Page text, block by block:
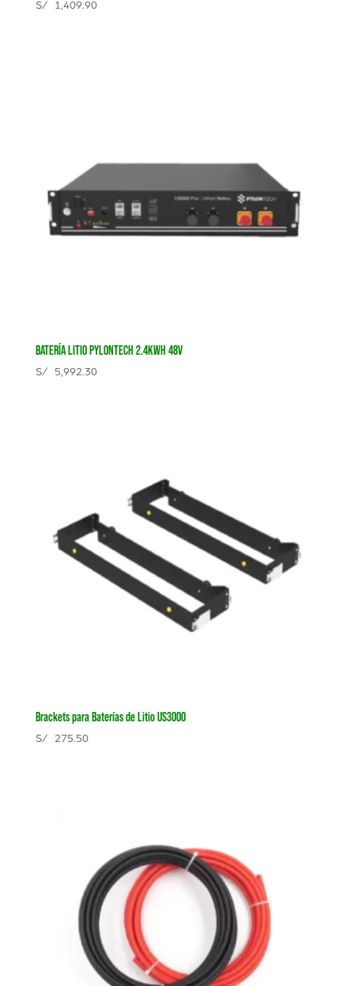
S/1,409.90
BATERÍA LITIO PYLONTECH 2.4KWH 48V
S/5,992.30
Brackets para Baterías de Litio US3000
S/275.50